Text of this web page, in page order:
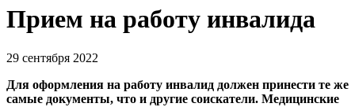
Прием на работу инвалида
29 сентября 2022
Для оформления на работу инвалид должен принести те же
самые документы, что и другие соискатели. Медицинские